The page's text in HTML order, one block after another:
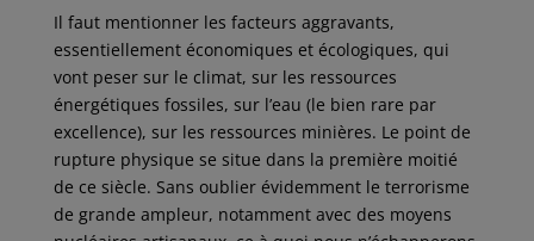
Il faut mentionner les facteurs aggravants,
essentiellement économiques et écologiques, qui
vont peser sur le climat, sur les ressources
énergétiques fossiles, sur l’eau (le bien rare par
excellence), sur les ressources minières. Le point de
rupture physique se situe dans la première moitié
de ce siècle. Sans oublier évidemment le terrorisme
de grande ampleur, notamment avec des moyens